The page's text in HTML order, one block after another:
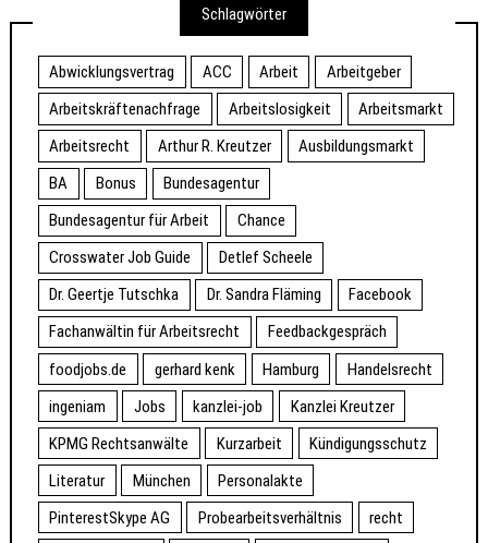
Schlagwörter
Abwicklungsvertrag ACC Arbeit
Arbeitgeber
Arbeitskräftenachfrage
Arbeitslosigkeit
Arbeitsmarkt
Arbeitsrecht
Arthur R. Kreutzer
Ausbildungsmarkt
BA
Bonus
Bundesagentur
Bundesagentur für Arbeit
Chance
Crosswater Job Guide
Detlef Scheele
Dr. Geertje Tutschka
Dr. Sandra Fläming
Facebook
Fachanwältin für Arbeitsrecht
Feedbackgespräch
foodjobs.de
gerhard kenk Hamburg
Handelsrecht
ingeniam
Jobs kanzlei-job
Kanzlei Kreutzer
KPMG Rechtsanwälte
Kurzarbeit
Kündigungsschutz
Literatur
München
Personalakte
PinterestSkype AG
Probearbeitsverhältnis
recht